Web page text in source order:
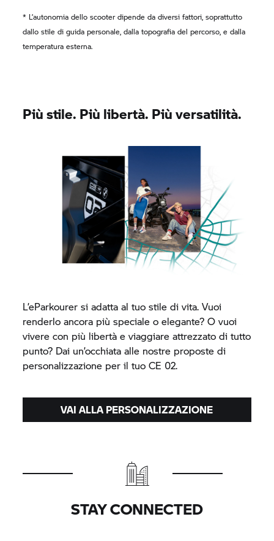
* L’autonomia dello scooter dipende da diversi fattori, soprattutto
dallo stile di guida personale, dalla topografia del percorso, e dalla
temperatura esterna.
Più stile. Più libertà. Più versatilità.
L’eParkourer si adatta al tuo stile di vita. Vuoi
renderlo ancora più speciale o elegante? O vuoi
vivere con più libertà e viaggiare attrezzato di tutto
punto? Dai un’occhiata alle nostre proposte di
personalizzazione per il tuoCE 02.
VAI ALLA PERSONALIZZAZIONE
STAY CONNECTED